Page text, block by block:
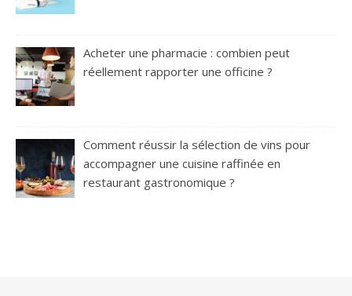
Acheter une pharmacie : combien peut
réellement rapporter une officine ?
Comment réussir la sélection de vins pour
accompagner une cuisine raffinée en
restaurant gastronomique ?